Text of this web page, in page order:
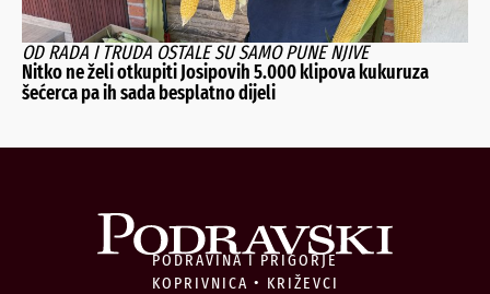
OD RADA I TRUDA OSTALE SU SAMO PUNE NJIVE
Nitko ne želi otkupiti Josipovih 5.000 klipova kukuruza
šećerca pa ih sada besplatno dijeli
PODRAVINA I PRIGORJE
KOPRIVNICA • KRIŽEVCI